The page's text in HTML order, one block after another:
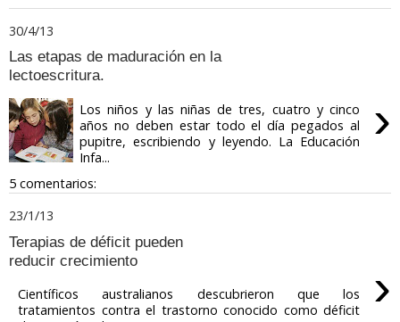
30/4/13
Las etapas de maduración en la
lectoescritura.
›
Los niños y las niñas de tres, cuatro y cinco
años no deben estar todo el día pegados al
pupitre, escribiendo y leyendo. La Educación
Infa...
5 comentarios:
23/1/13
Terapias de déficit pueden
reducir crecimiento
›
Científicos australianos descubrieron que los
tratamientos contra el trastorno conocido como déficit